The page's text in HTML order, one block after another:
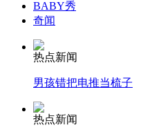
外交部：反对强权政治霸
外交部：有关国家言论片
BABY秀
奇闻
热点新闻
男孩错把电推当梳子
热点新闻